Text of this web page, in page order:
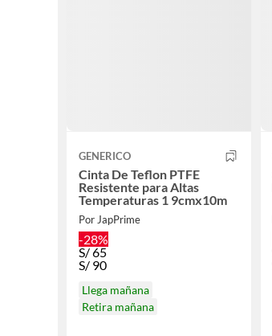
GENERICO
Cinta De Teflon PTFE
Resistente para Altas
Temperaturas 1 9cmx10m
Por JapPrime
-28%
S/65
S/ 90
Llega mañana
Retira mañana